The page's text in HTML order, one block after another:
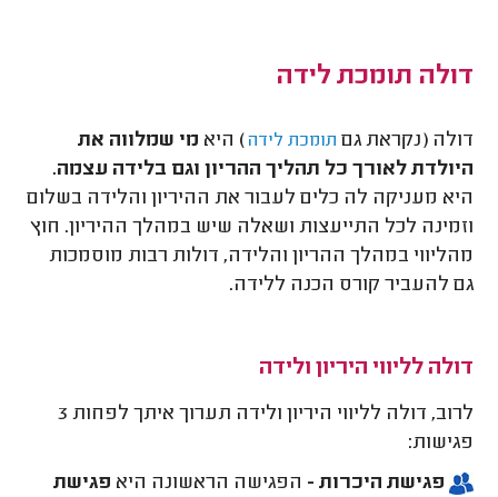
דולה תומכת לידה
דולה (נקראת גם תומכת לידה) היא מי שמלווה את
היולדת לאורך כל תהליך ההריון וגם בלידה עצמה.
היא מעניקה לה כלים לעבור את ההיריון והלידה בשלום
וזמינה לכל התייעצות ושאלה שיש במהלך ההיריון. חוץ
מהליווי במהלך ההריון והלידה, דולות רבות מוסמכות
גם להעביר קורס הכנה ללידה.
דולה לליווי היריון ולידה
לרוב, דולה לליווי היריון ולידה תערוך איתך לפחות 3
פגישות:
פגישת היכרות - הפגישה הראשונה היא פגישת